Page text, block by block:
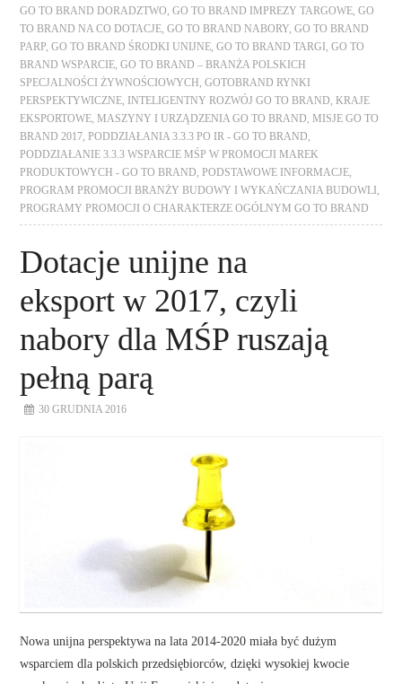
GO TO BRAND DORADZTWO ,GO TO BRAND IMPREZY TARGOWE ,GO
TO BRAND NA CO DOTACJE ,GO TO BRAND NABORY ,GO TO BRAND
PARP ,GO TO BRAND ŚRODKI UNIJNE ,GO TO BRAND TARGI ,GO TO
BRAND WSPARCIE ,GO TO BRAND – BRANŻA POLSKICH
SPECJALNOŚCI ŻYWNOŚCIOWYCH
,GOTOBRAND RYNKI
PERSPEKTYWICZNE
INTELIGENTNY ROZWÓJ GO TO BRAND
KRAJE
EKSPORTOWE
MASZYNY I URZĄDZENIA GO TO BRAND
MISJE GO TO
BRAND 2017
PODDZIAŁANIA 3.3.3 PO IR - GO TO BRAND
PODDZIAŁANIE 3.3.3 WSPARCIE MŚP W PROMOCJI MAREK
PRODUKTOWYCH - GO TO BRAND
PODSTAWOWE INFORMACJE
PROGRAM PROMOCJI BRANŻY BUDOWY I WYKAŃCZANIA BUDOWLI
PROGRAMY PROMOCJI O CHARAKTERZE OGÓLNYM GO TO BRAND
Dotacje unijne na
eksport w 2017, czyli
nabory dla MŚP ruszają
pełną parą
30 GRUDNIA 2016
Nowa unijna perspektywa na lata 2014-2020 miała być dużym
wsparciem dla polskich przedsiębiorców, dzięki wysokiej kwocie